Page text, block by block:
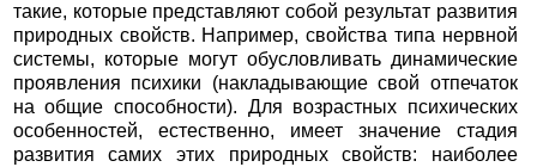
такие, которые представляют собой результат развития
природных свойств. Например, свойства типа нервной
системы, которые могут обусловливать динамические
проявления психики (накладывающие свой отпечаток
на общие способности). Для возрастных психических
особенностей, естественно, имеет значение стадия
развития самих этих природных свойств: наиболее